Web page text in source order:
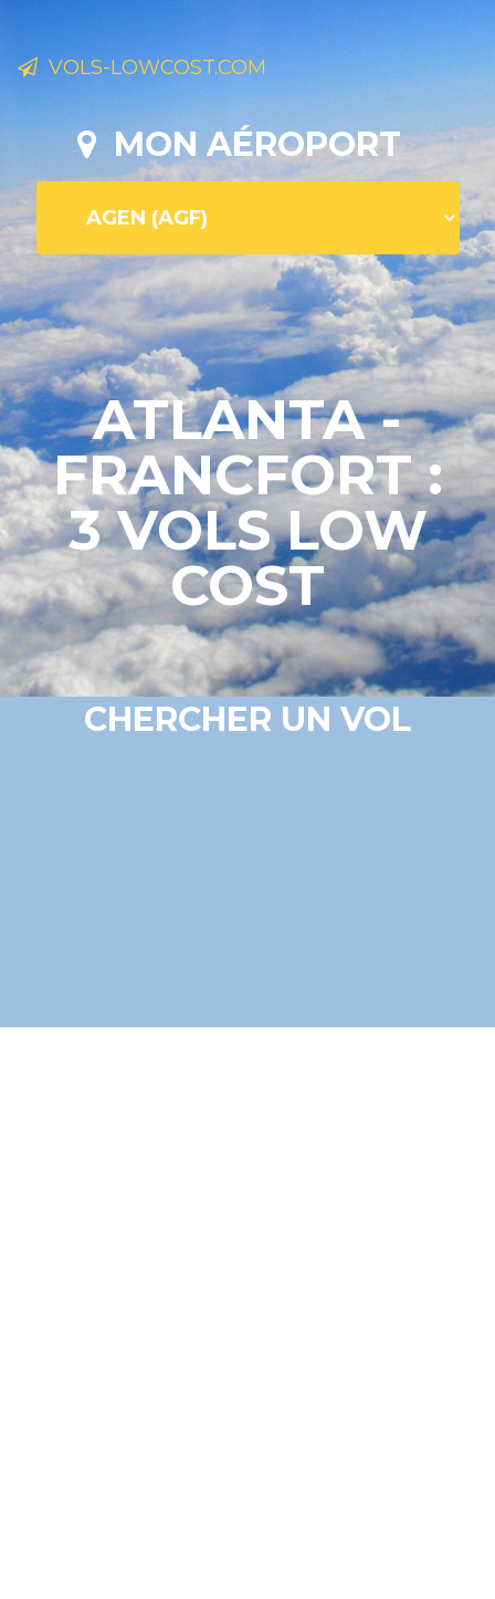
VOLS-LOWCOST.COM
MON AÉROPORT
ATLANTA -
FRANCFORT :
3 VOLS LOW
COST
CHERCHER UN VOL